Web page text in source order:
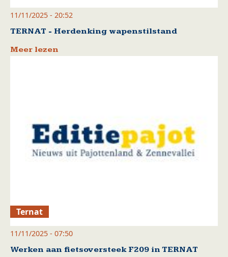
11/11/2025 - 20:52
TERNAT - Herdenking wapenstilstand
Meer lezen
Ternat
11/11/2025 - 07:50
Werken aan fietsoversteek F209 in TERNAT